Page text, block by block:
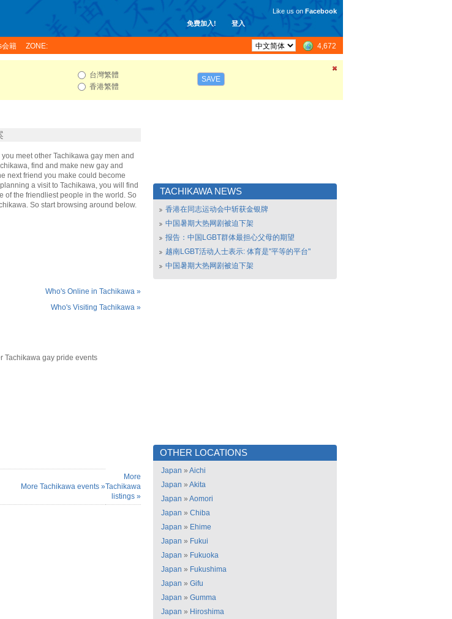
免费加入! 登入
Like us on Facebook
会籍 ZONE: 4,672
台灣繁體
香港繁體
SAVE
meet other Tachikawa gay men and
find and make new gay and
next friend you make could become
a visit to Tachikawa, you will find
of the friendliest people in the world. So
So start browsing around below.
Who's Online in Tachikawa »
Who's Visiting Tachikawa »
Tachikawa gay pride events
More Tachikawa events »
More
Tachikawa
listings »
TACHIKAWA NEWS
香港在同志运动会中斩获金银牌
中国暑期大热网剧被迫下架
报告：中国LGBT群体最担心父母的期望
越南LGBT活动人士表示: 体育是"平等的平台"
中国暑期大热网剧被迫下架
OTHER LOCATIONS
Japan » Aichi
Japan » Akita
Japan » Aomori
Japan » Chiba
Japan » Ehime
Japan » Fukui
Japan » Fukuoka
Japan » Fukushima
Japan » Gifu
Japan » Gumma
Japan » Hiroshima